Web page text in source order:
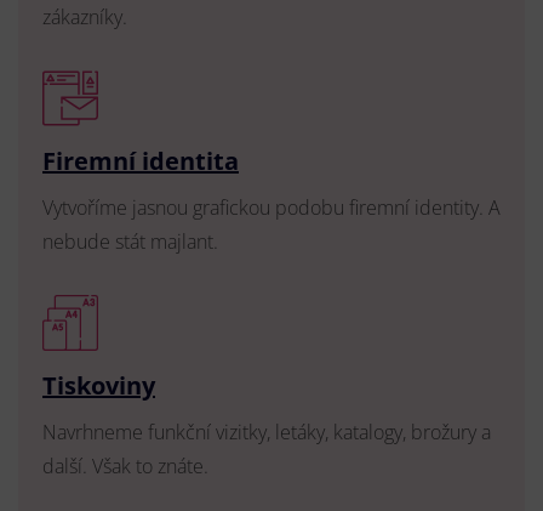
zákazníky.
Firemní identita
Vytvoříme jasnou grafickou podobu firemní identity. A
nebude stát majlant.
Tiskoviny
Navrhneme funkční vizitky, letáky, katalogy, brožury a
další. Však to znáte.